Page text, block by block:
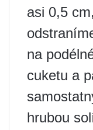
asi 0,5
na
cuketu a
hrubou